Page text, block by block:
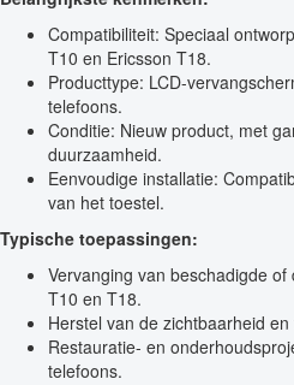
Compatibiliteit: Speciaal
T10 en Ericsson T18.
Producttype: LCD-
telefoons.
Conditie: Nieuw product, met
duurzaamheid.
Eenvoudige installatie:
van het toestel.
Typische toepassingen:
Vervanging van beschadigde
T10 en T18.
Herstel van de zichtbaarheid
Restauratie- en
telefoons.